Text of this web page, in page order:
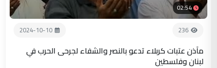
02:54
236
2024-10-10
مآذن عتبات كربلاء تدعو بالنصر والشفاء لجرحى الحرب في
لبنان وفلسطين